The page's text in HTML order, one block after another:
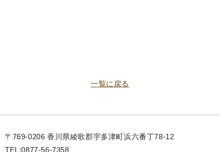
一覧に戻る
〒769-0206 香川県綾歌郡宇多津町浜六番丁78-12
TEL:0877-56-7358